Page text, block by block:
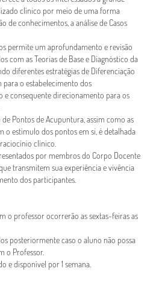
Anual
Saiba mais
Cursos Notícias
clínico por meio de uma forma
de conhecimentos, a análise de Casos
permite um aprofundamento e revisão
com as Teorias de Base e Diagnóstico da
diferentes estratégias de Diferenciação
o estabelecimento dos
e consequente direcionamento para os
de Pontos de Acupuntura, assim como as
o estímulo dos pontos em si, é detalhada
clínico.
por membros do Corpo Docente
transmitem sua experiência e vivência
dos participantes.
o professor ocorrerão as sextas-feiras as
posteriormente caso o aluno não possa
o Professor.
e disponível por 1 semana.